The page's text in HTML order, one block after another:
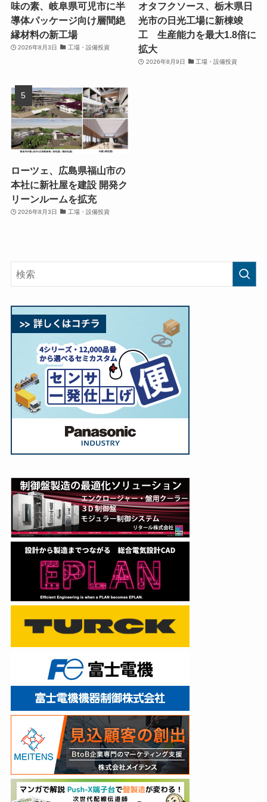
味の素、岐阜県可児市に半
導体パッケージ向け層間絶
縁材料の新工場
2026年8月3日 工場・設備投資
オタフクソース、栃木県日
光市の日光工場に新棟竣
工 生産能力を最大1.8倍に
拡大
2026年8月9日 工場・設備投資
ローツェ、広島県福山市の
本社に新社屋を建設 開発ク
リーンルームを拡充
2026年8月3日 工場・設備投資